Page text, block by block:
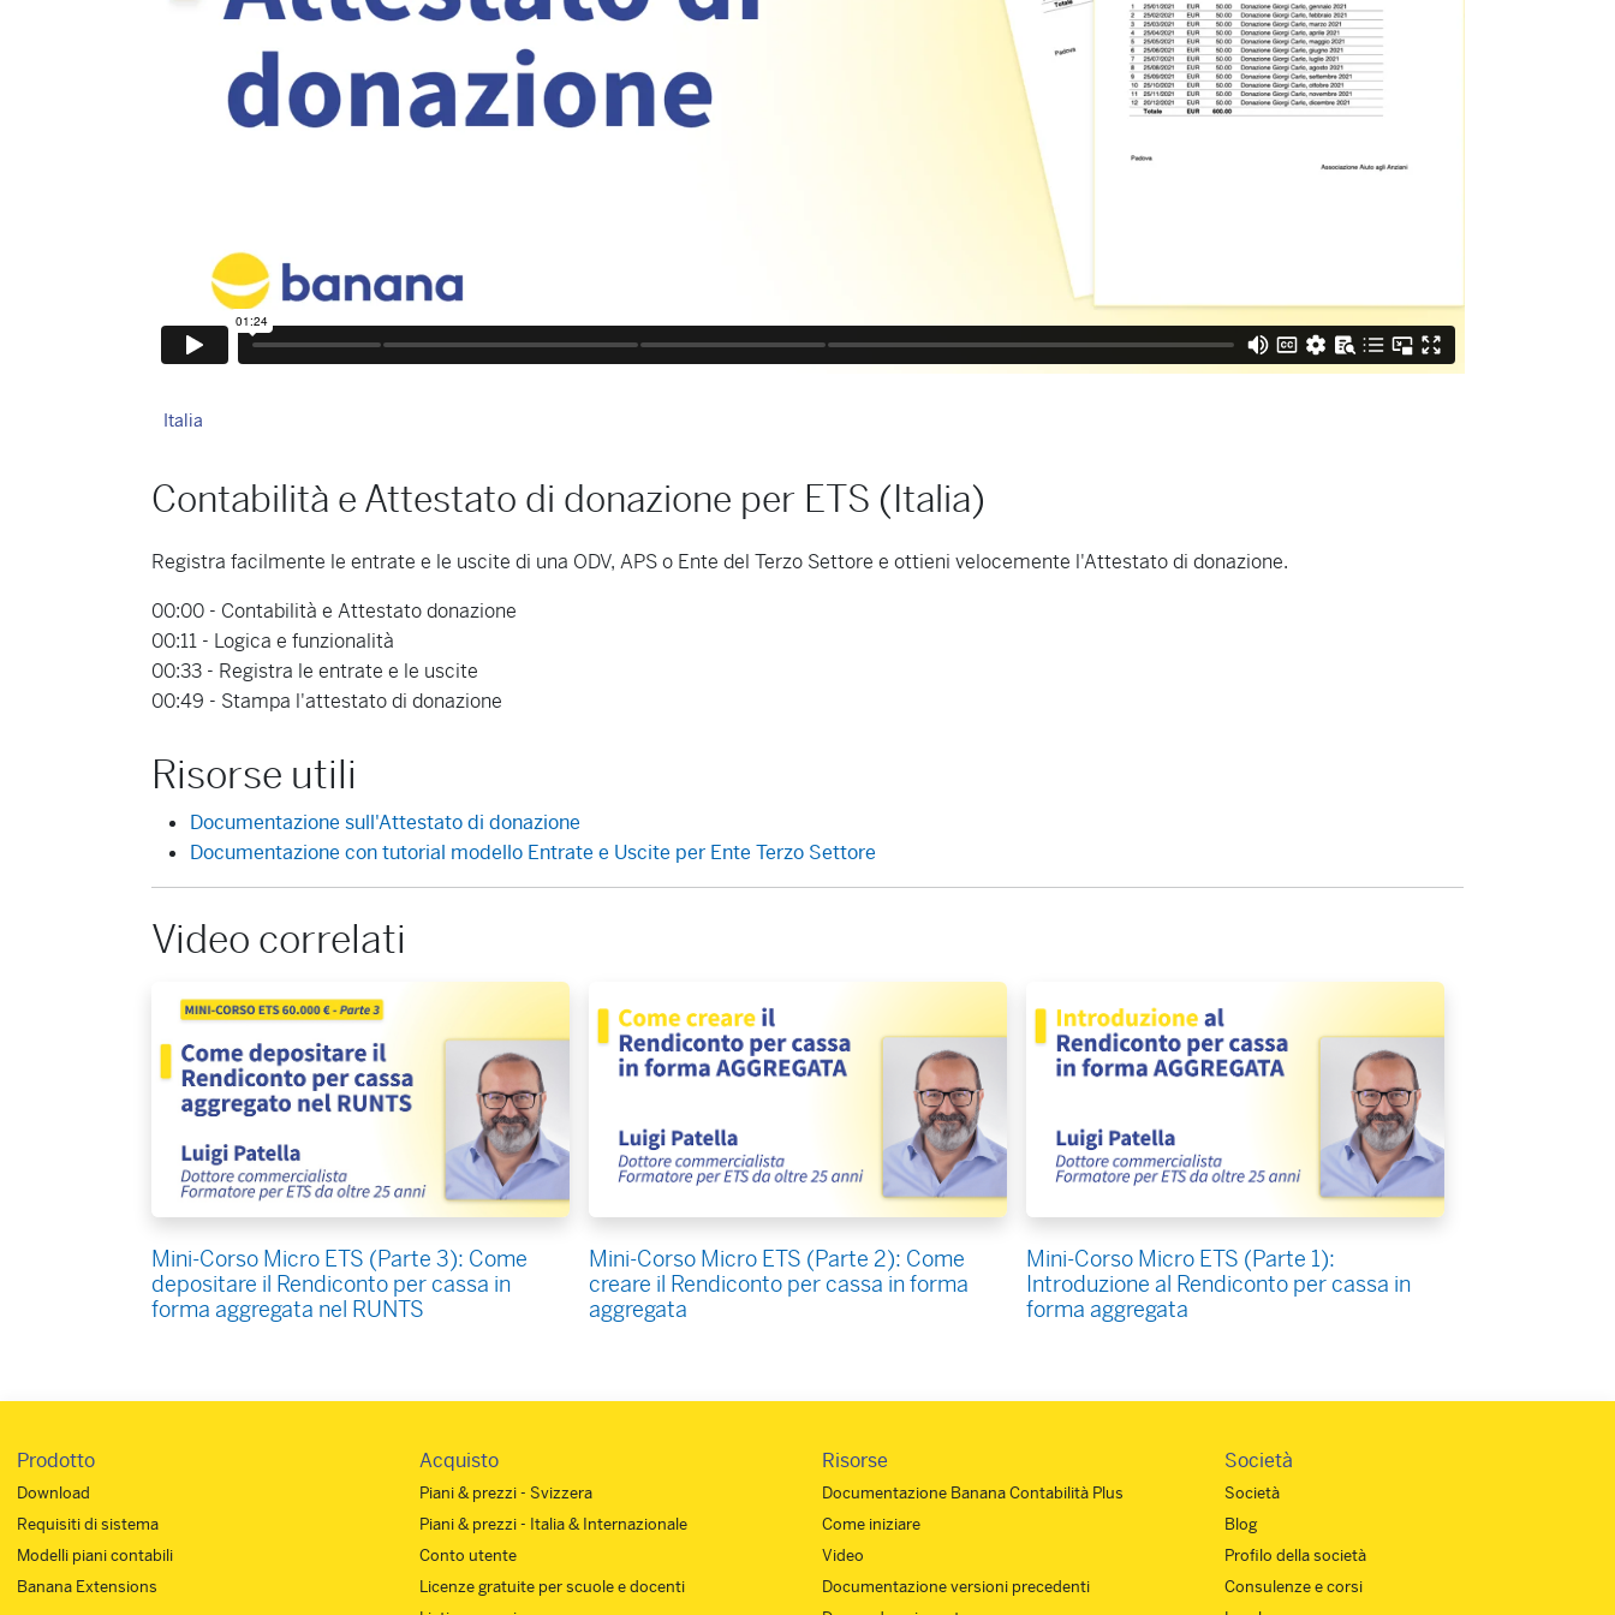
Italia
Contabilità e Attestato di donazione per ETS (Italia)
Registra facilmente le entrate e le uscite di una ODV, APS o Ente del Terzo Settore e ottieni velocemente l'Attestato di donazione.
00:00 - Contabilità e Attestato donazione
00:11 - Logica e funzionalità
00:33 - Registra le entrate e le uscite
00:49 - Stampa l'attestato di donazione
Risorse utili
Documentazione sull'Attestato di donazione
Documentazione con tutorial modello Entrate e Uscite per Ente Terzo Settore
Video correlati
Mini-Corso Micro ETS (Parte 3): Come
depositare il Rendiconto per cassa in
forma aggregata nel RUNTS
Mini-Corso Micro ETS (Parte 2): Come
creare il Rendiconto per cassa in forma
aggregata
Mini-Corso Micro ETS (Parte 1):
Introduzione al Rendiconto per cassa in
forma aggregata
Prodotto
Download
Requisiti di sistema
Modelli piani contabili
Banana Extensions
Acquisto
Piani & prezzi - Svizzera
Piani & prezzi - Italia & Internazionale
Conto utente
Licenze gratuite per scuole e docenti
Risorse
Documentazione Banana Contabilità Plus
Come iniziare
Video
Documentazione versioni precedenti
Società
Società
Blog
Profilo della società
Consulenze e corsi